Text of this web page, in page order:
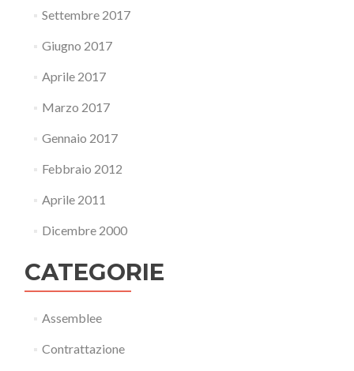
Settembre 2017
Giugno 2017
Aprile 2017
Marzo 2017
Gennaio 2017
Febbraio 2012
Aprile 2011
Dicembre 2000
CATEGORIE
Assemblee
Contrattazione